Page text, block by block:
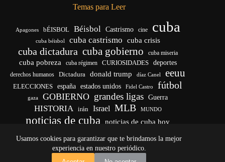
Usamos cookies para garantizar que te brindamos la mejor
experiencia en nuestro periódico.
Temas para Leer
Apagones bÉISBOL Béisbol Castrismo cine cuba
cuba béisbol cuba castrismo cuba crisis
cuba dictadura cuba gobierno cuba miseria
cuba pobreza cuba régimen CURIOSIDADES deportes
derechos humanos Dictadura donald trump díaz Canel eeuu
ELECCIONES españa estados unidos Fidel Castro fútbol
gaza GOBIERNO grandes ligas Guerra
HISTORIA irán Israel MLB MUNDO
noticias de cuba
noticias de cuba hoy
vida yankees
Copyright © 2026 - El Vigía de Cuba